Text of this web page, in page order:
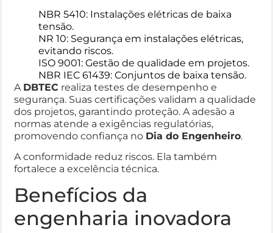
NBR 5410: Instalações elétricas de baixa
tensão.
NR 10: Segurança em instalações elétricas,
evitando riscos.
ISO 9001: Gestão de qualidade em projetos.
NBR IEC 61439: Conjuntos de baixa tensão.
A DBTEC realiza testes de desempenho e
segurança. Suas certificações validam a qualidade
dos projetos, garantindo proteção. A adesão a
normas atende a exigências regulatórias,
promovendo confiança no Dia do Engenheiro.
A conformidade reduz riscos. Ela também
fortalece a excelência técnica.
Benefícios da
engenharia inovadora